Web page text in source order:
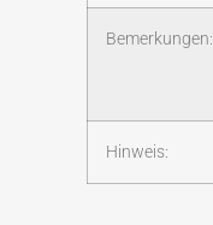
Bemerkungen:
Hinweis: